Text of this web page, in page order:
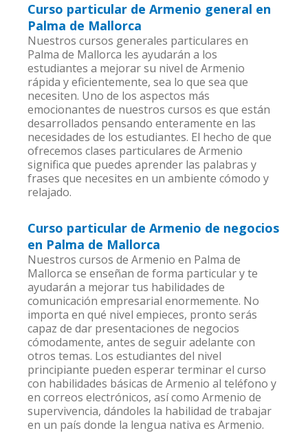
Curso particular de Armenio general en
Palma de Mallorca
Nuestros cursos generales particulares en
Palma de Mallorca les ayudarán a los
estudiantes a mejorar su nivel de Armenio
rápida y eficientemente, sea lo que sea que
necesiten. Uno de los aspectos más
emocionantes de nuestros cursos es que están
desarrollados pensando enteramente en las
necesidades de los estudiantes. El hecho de que
ofrecemos clases particulares de Armenio
significa que puedes aprender las palabras y
frases que necesites en un ambiente cómodo y
relajado.
Curso particular de Armenio de negocios
en Palma de Mallorca
Nuestros cursos de Armenio en Palma de
Mallorca se enseñan de forma particular y te
ayudarán a mejorar tus habilidades de
comunicación empresarial enormemente. No
importa en qué nivel empieces, pronto serás
capaz de dar presentaciones de negocios
cómodamente, antes de seguir adelante con
otros temas. Los estudiantes del nivel
principiante pueden esperar terminar el curso
con habilidades básicas de Armenio al teléfono y
en correos electrónicos, así como Armenio de
supervivencia, dándoles la habilidad de trabajar
en un país donde la lengua nativa es Armenio.